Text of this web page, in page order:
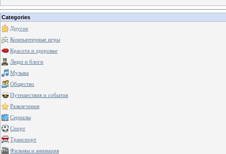
Categories
Другое
Компьютерные игры
Красота и здоровье
Люди и блоги
Музыка
Общество
Путешествия и события
Развлечения
Сериалы
Спорт
Транспорт
Фильмы и анимация